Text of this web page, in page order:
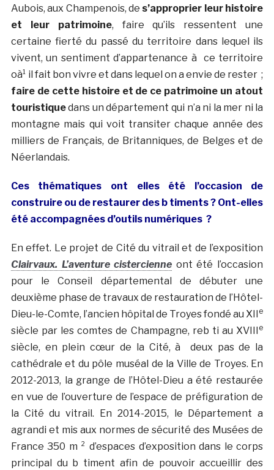
Aubois, aux Champenois, de s’approprier leur histoire
et leur patrimoine, faire qu’ils ressentent une
certaine fierté du passé du territoire dans lequel ils
vivent, un sentiment d’appartenance à ce territoire
oà¹ il fait bon vivre et dans lequel on a envie de rester ;
faire de cette histoire et de ce patrimoine un atout
touristiquedans un département qui n’a ni la mer ni la
montagne mais qui voit transiter chaque année des
milliers de Français, de Britanniques, de Belges et de
Néerlandais.
Ces thématiques ont elles été l’occasion de
construire ou de restaurer des b timents ? Ont-elles
été accompagnées d’outils numériques ?
En effet. Le projet de Cité du vitrail et de l’exposition
Clairvaux. L’aventure cistercienne ont été l’occasion
pour le Conseil départemental de débuter une
deuxième phase de travaux de restauration de l’Hôtel-
Dieu-le-Comte, l’ancien hôpital de Troyes fondé au XII e
siècle par les comtes de Champagne, reb ti au XVIII e
siècle, en plein cœur de la Cité, à deux pas de la
cathédrale et du pôle muséal de la Ville de Troyes. En
2012-2013, la grange de l’Hôtel-Dieu a été restaurée
en vue de l’ouverture de l’espace de préfiguration de
la Cité du vitrail. En 2014-2015, le Département a
agrandi et mis aux normes de sécurité des Musées de
France 350 m ² d’espaces d’exposition dans le corps
principal du b timent afin de pouvoir accueillir des